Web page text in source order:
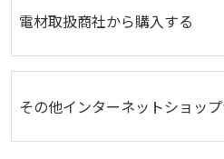
電材取扱商社から購入する
その他インターネットショッ